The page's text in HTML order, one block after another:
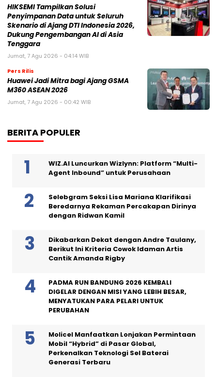
HIKSEMI Tampilkan Solusi
Penyimpanan Data untuk Seluruh
Skenario di Ajang DTI Indonesia 2026,
Dukung Pengembangan AI di Asia
Tenggara
Jumat, 7 Agu 2026 - 04:14 WIB
Pers Rilis
Huawei Jadi Mitra bagi Ajang GSMA
M360 ASEAN 2026
Jumat, 7 Agu 2026 - 00:42 WIB
BERITA POPULER
WIZ.AI Luncurkan Wizlynn: Platform “Multi-
Agent Inbound” untuk Perusahaan
Selebgram Seksi Lisa Mariana Klarifikasi
Beredarnya Rekaman Percakapan Dirinya
dengan Ridwan Kamil
Dikabarkan Dekat dengan Andre Taulany,
Berikut Ini Kriteria Cowok Idaman Artis
Cantik Amanda Rigby
PADMA RUN BANDUNG 2026 KEMBALI
DIGELAR DENGAN MISI YANG LEBIH BESAR,
MENYATUKAN PARA PELARI UNTUK
PERUBAHAN
Molicel Manfaatkan Lonjakan Permintaan
Mobil “Hybrid” di Pasar Global,
Perkenalkan Teknologi Sel Baterai
Generasi Terbaru